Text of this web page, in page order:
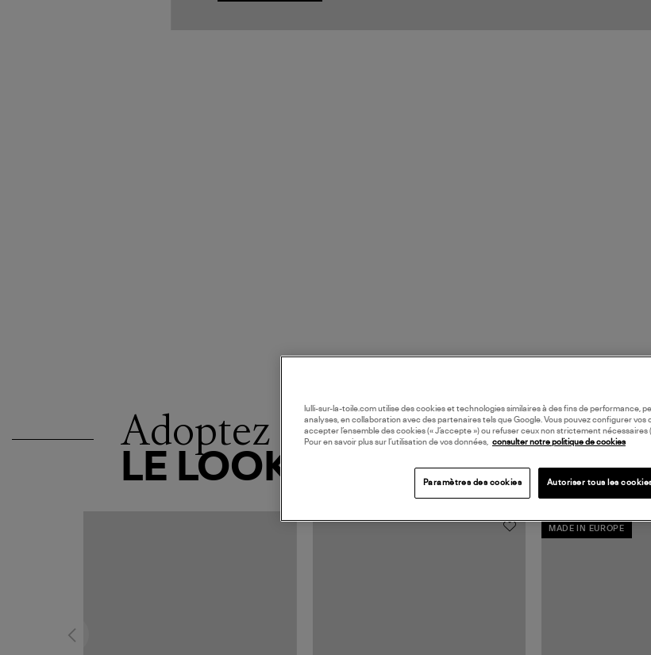
Adoptez
LE LOOK
MADE IN EUROPE
lulli-sur-la-toile.com utilise des cookies et technologies similaires à des fins de performance,
analyses, en collaboration avec des partenaires tels que Google. Vous pouvez configurer vos
accepter l’ensemble des cookies (« J’accepte ») ou refuser ceux non strictement
Pour en savoir plus sur l’utilisation de vos données, consulter notre politique de cookies
Paramètres des cookies Autoriser tous les